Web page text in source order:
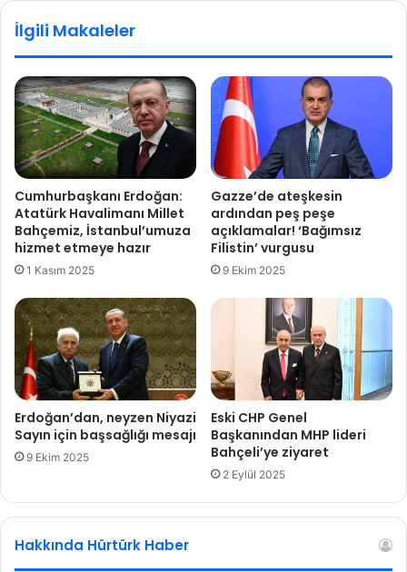
p
a
n
m
a
s
n
a
y
n
l
k
o
p
e
r
a
o
r
e
k
l
ı
n
a
ı
ş
a
t
ı
ş
f
i
y
ı
e
İlgili Makaleler
Cumhurbaşkanı Erdoğan:
Atatürk Havalimanı Millet
Bahçemiz, İstanbul’umuza
hizmet etmeye hazır
1 Kasım 2025
Gazze’de ateşkesin
ardından peş peşe
açıklamalar! ‘Bağımsız
Filistin’ vurgusu
9 Ekim 2025
Erdoğan’dan, neyzen Niyazi
Sayın için başsağlığı mesajı
9 Ekim 2025
Eski CHP Genel
Başkanından MHP lideri
Bahçeli’ye ziyaret
2 Eylül 2025
Hakkında Hürtürk Haber